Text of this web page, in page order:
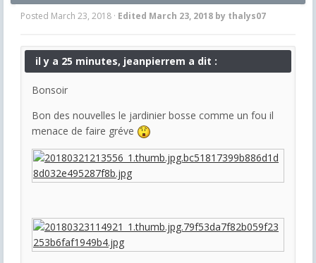
Posted March 23, 2018 · Edited March 23, 2018 by thalys07
il y a 25 minutes, jeanpierrem a dit :
Bonsoir
Bon des nouvelles le jardinier bosse comme un fou il
menace de faire gréve